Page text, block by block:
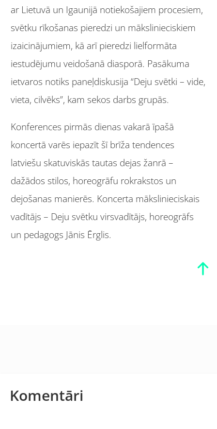
ar Lietuvā un Igaunijā notiekošajiem procesiem,
svētku rīkošanas pieredzi un mākslinieciskiem
izaicinājumiem, kā arī pieredzi lielformāta
iestudējumu veidošanā diasporā. Pasākuma
ietvaros notiks paneļdiskusija “Deju svētki – vide,
vieta, cilvēks”, kam sekos darbs grupās.
Konferences pirmās dienas vakarā īpašā
koncertā varēs iepazīt šī brīža tendences
latviešu skatuviskās tautas dejas žanrā –
dažādos stilos, horeogrāfu rokrakstos un
dejošanas manierēs. Koncerta mākslinieciskais
vadītājs – Deju svētku virsvadītājs, horeogrāfs
un pedagogs Jānis Ērglis.
Komentāri